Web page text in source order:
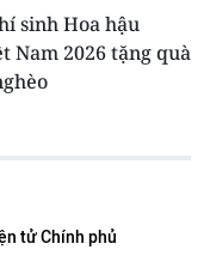
sinh Hoa hậu
Nam 2026 tặng quà
tử Chính phủ